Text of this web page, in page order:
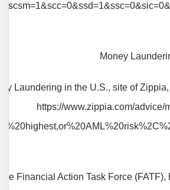
Money Laundering in the U.S., site of
https://www.zippia.com/advice/
The Financial Action Task Force